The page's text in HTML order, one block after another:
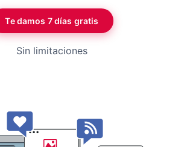
Te damos 7 días gratis
Sin limitaciones